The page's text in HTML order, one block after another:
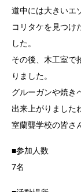
道中には大きいエ
コリタケを見つけ
した。
その後、木工室で
りました。
グルーガンや焼き
出来上がりました
室蘭聾学校の皆さ
■参加人数
7名